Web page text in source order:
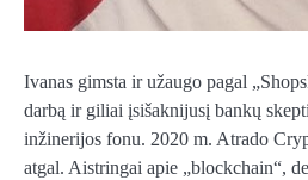
Ivanas gimsta ir užaugo pagal
darbą ir giliai įsišaknijusį bankų
inžinerijos fonu. 2020 m. Atrado
atgal. Aistringai apie „blockchain“,